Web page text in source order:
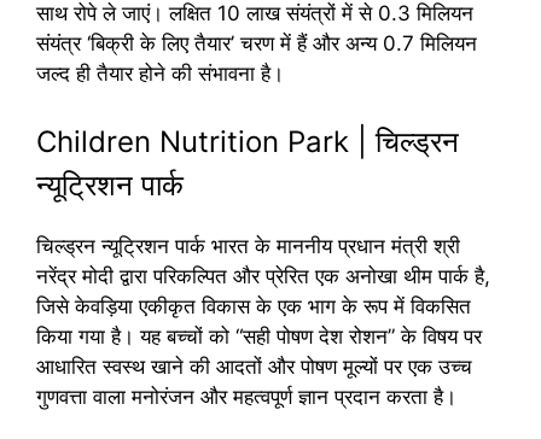
साथ रोपे ले जाएं। लक्षित 10 लाख संयंत्रों में से 0.3 मिलियन
संयंत्र ‘बिक्री के लिए तैयार’ चरण में हैं और अन्य 0.7 मिलियन
जल्द ही तैयार होने की संभावना है।
Children Nutrition Park | चिल्ड्रन
न्यूट्रिशन पार्क
चिल्ड्रन न्यूट्रिशन पार्क भारत के माननीय प्रधान मंत्री श्री
नरेंद्र मोदी द्वारा परिकल्पित और प्रेरित एक अनोखा थीम पार्क है,
जिसे केवड़िया एकीकृत विकास के एक भाग के रूप में विकसित
किया गया है। यह बच्चों को “सही पोषण देश रोशन” के विषय पर
आधारित स्वस्थ खाने की आदतों और पोषण मूल्यों पर एक उच्च
गुणवत्ता वाला मनोरंजन और महत्वपूर्ण ज्ञान प्रदान करता है।